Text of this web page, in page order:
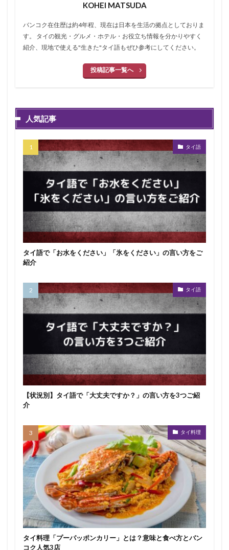
KOHEI MATSUDA
バンコク在住歴は約4年程、現在は日本を生活の拠点としておりま
す。 タイの観光・グルメ・ホテル・お役立ち情報を分かりやすく
紹介、現地で使える"生きた"タイ語もぜひ参考にしてください。
投稿記事一覧へ
人気記事
タイ語
タイ語で「お水をください」「氷をください」の言い方をご
紹介
タイ語
【状況別】タイ語で「大丈夫ですか？」の言い方を3つご紹
介
タイ料理
タイ料理「プーパッポンカリー」とは？意味と食べ方とバン
コク人気3店